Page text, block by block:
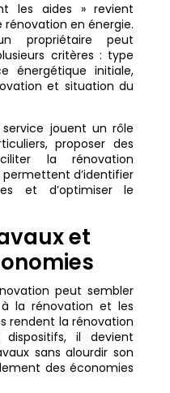
les aides » revient
en énergie.
propriétaire peut
critères : type
énergétique initiale,
et situation du
jouent un rôle
proposer des
la rénovation
d’identifier
et d’optimiser le
et
peut sembler
la rénovation et les
rendent la rénovation
il devient
sans alourdir son
des économies